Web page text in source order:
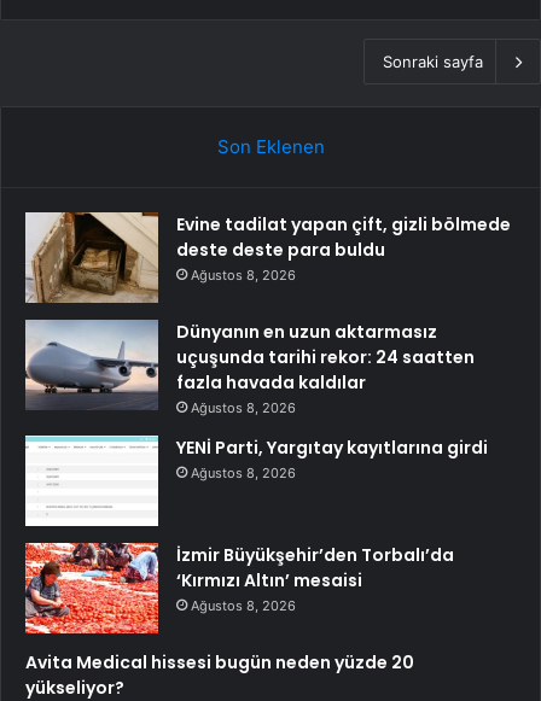
Sonraki sayfa
Son Eklenen
Evine tadilat yapan çift, gizli bölmede
deste deste para buldu
Ağustos 8, 2026
Dünyanın en uzun aktarmasız
uçuşunda tarihi rekor: 24 saatten
fazla havada kaldılar
Ağustos 8, 2026
YENİ Parti, Yargıtay kayıtlarına girdi
Ağustos 8, 2026
İzmir Büyükşehir’den Torbalı’da
‘Kırmızı Altın’ mesaisi
Ağustos 8, 2026
Avita Medical hissesi bugün neden yüzde 20
yükseliyor?